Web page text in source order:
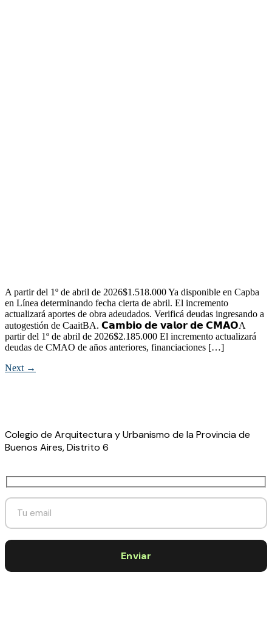
A partir del 1º de abril de 2026$1.518.000 Ya disponible en Capba
en Línea determinando fecha cierta de abril. El incremento
actualizará aportes de obra adeudados. Verificá deudas ingresando a
autogestión de CaaitBA. 𝗖𝗮𝗺𝗯𝗶𝗼 𝗱𝗲 𝘃𝗮𝗹𝗼𝗿 𝗱𝗲 𝗖𝗠𝗔𝗢A
partir del 1º de abril de 2026$2.185.000 El incremento actualizará
deudas de CMAO de años anteriores, financiaciones […]
Next →
Colegio de Arquitectura y Urbanismo de la Provincia de
Buenos Aires, Distrito 6